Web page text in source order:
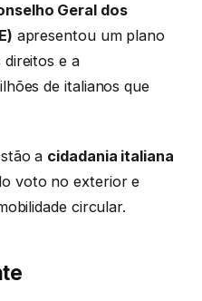
Geral dos
apresentou um plano
e a
de italianos que
a cidadania italiana
voto no exterior e
circular.